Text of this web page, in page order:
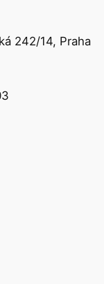
242/14, Praha